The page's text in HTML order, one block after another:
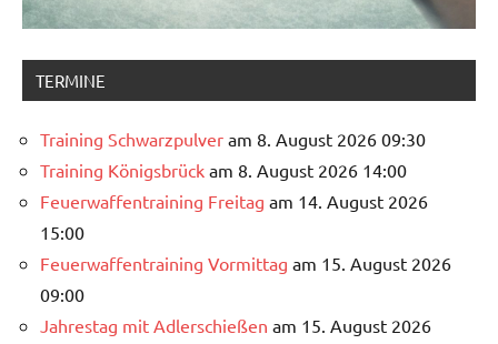
TERMINE
Training Schwarzpulver am 8. August 2026 09:30
Training Königsbrück am 8. August 2026 14:00
Feuerwaffentraining Freitag am 14. August 2026
15:00
Feuerwaffentraining Vormittag am 15. August 2026
09:00
Jahrestag mit Adlerschießen am 15. August 2026